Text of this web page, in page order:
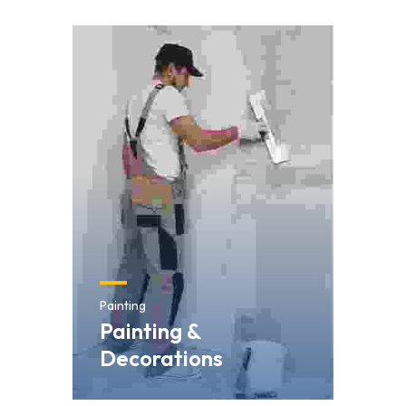
Painting
Painting &
Decorations